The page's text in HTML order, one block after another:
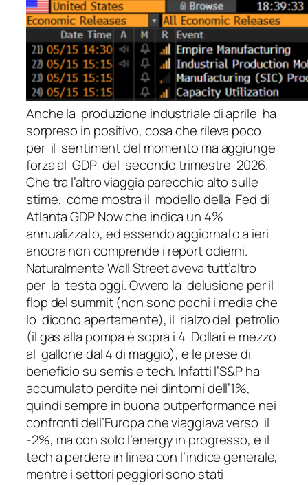
Anche la produzione industriale di aprile ha
sorpreso in positivo, cosa che rileva poco
per il sentiment del momento ma aggiunge
forza al GDP del secondo trimestre 2026.
Che tra l’altro viaggia parecchio alto sulle
stime, come mostra il modello della Fed di
Atlanta GDP Now che indica un 4%
annualizzato, ed essendo aggiornato a ieri
ancora non comprende i report odierni.
Naturalmente Wall Street aveva tutt’altro
per la testa oggi. Ovvero la delusione per il
flop del summit (non sono pochi i media che
lo dicono apertamente), il rialzo del petrolio
(il gas alla pompa è sopra i 4 Dollari e mezzo
al gallone dal 4 di maggio), e le prese di
beneficio su semis e tech. Infatti l’S&P ha
accumulato perdite nei dintorni dell’1%,
quindi sempre in buona outperformance nei
confronti dell’Europa che viaggiava verso il
-2%, ma con solo l’energy in progresso, e il
tech a perdere in linea con l’indice generale,
mentre i settori peggiori sono stati